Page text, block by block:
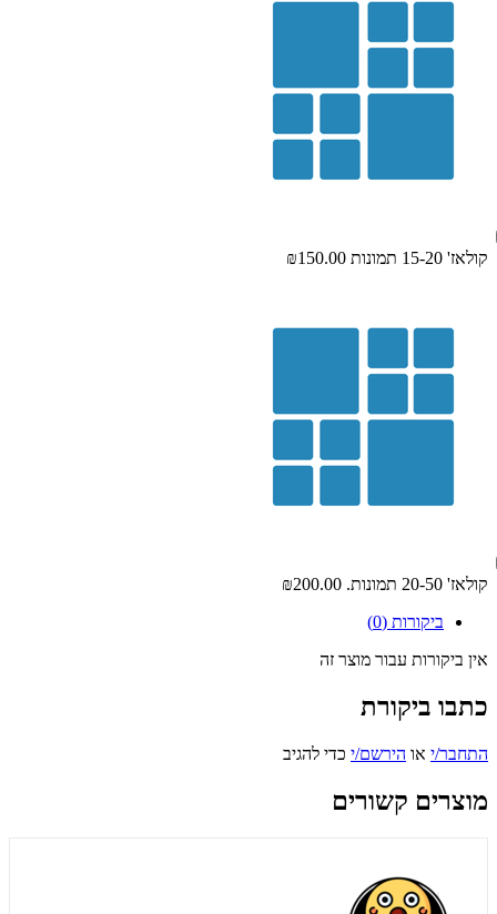
קולאז' 15-20 תמונות ₪150.00
קולאז' 20-50 תמונות.
₪200.00
ביקורות (0)
אין ביקורות עבור מוצר זה
כתבו ביקורת
התחבר/י או הירשם/י כדי להגיב
מוצרים קשורים